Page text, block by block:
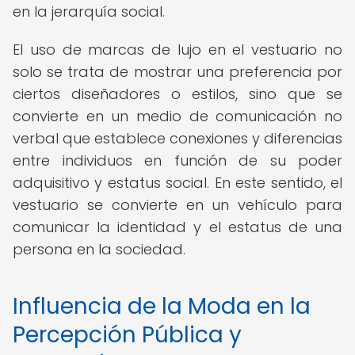
en la jerarquía social.
El uso de marcas de lujo en el vestuario no
solo se trata de mostrar una preferencia por
ciertos diseñadores o estilos, sino que se
convierte en un medio de comunicación no
verbal que establece conexiones y diferencias
entre individuos en función de su poder
adquisitivo y estatus social. En este sentido, el
vestuario se convierte en un vehículo para
comunicar la identidad y el estatus de una
persona en la sociedad.
Influencia de la Moda en la
Percepción Pública y